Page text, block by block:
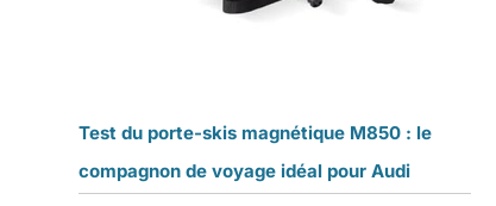
Test du porte-skis magnétique M850 : le
compagnon de voyage idéal pour Audi